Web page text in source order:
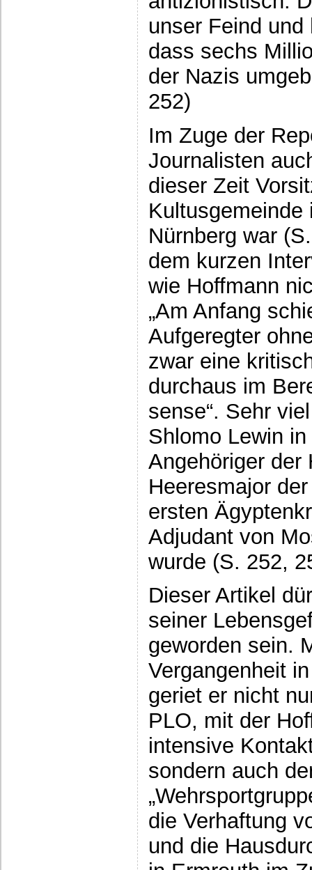
unser Feind
dass sechs
der Nazis
252)
Im Zuge der
Journalisten
dieser Zeit
Nürnberg war
dem kurzen
wie Hoffmann
„Am Anfang
Aufgeregter
zwar eine
durchaus im
sense“. Sehr
Shlomo Lewin in
Angehöriger der
Heeresmajor
ersten
Adjudant von
wurde (S. 252,
Dieser Artikel
seiner
geworden sein.
Vergangenheit
geriet er nicht
PLO, mit der
intensive
sondern auch
die Verhaftung
und die